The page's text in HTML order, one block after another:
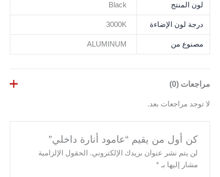
لون المنتج Black
درجة لون الإضاءة 3000K
مصنوع من ALUMINUM
مراجعات (0)
لا توجد مراجعات بعد.
كن أول من يقيم “عامود أنارة داخلي”
لن يتم نشر عنوان بريدك الإلكتروني.
الحقول الإلزامية
مشار إليها بـ*